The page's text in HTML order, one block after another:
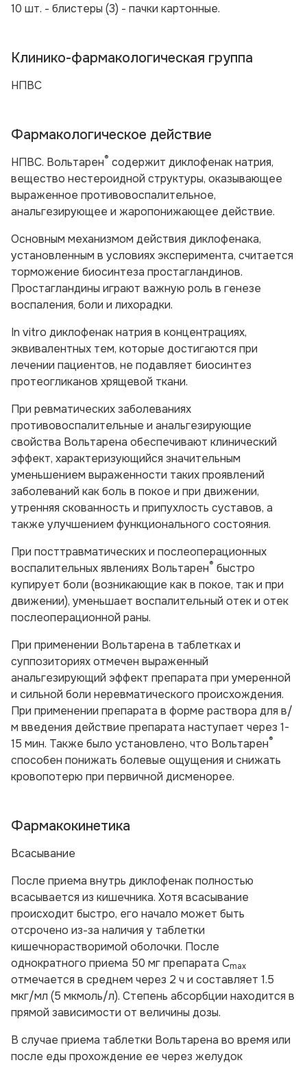
10 шт. - блистеры (3) - пачки картонные.
Клинико-фармакологическая группа
НПВС
Фармакологическое действие
НПВС. Вольтарен® содержит диклофенак натрия,
вещество нестероидной структуры, оказывающее
выраженное противовоспалительное,
анальгезирующее и жаропонижающее действие.
Основным механизмом действия диклофенака,
установленным в условиях эксперимента, считается
торможение биосинтеза простагландинов.
Простагландины играют важную роль в генезе
воспаления, боли и лихорадки.
In vitro диклофенак натрия в концентрациях,
эквивалентных тем, которые достигаются при
лечении пациентов, не подавляет биосинтез
протеогликанов хрящевой ткани.
При ревматических заболеваниях
противовоспалительные и анальгезирующие
свойства Вольтарена обеспечивают клинический
эффект, характеризующийся значительным
уменьшением выраженности таких проявлений
заболеваний как боль в покое и при движении,
утренняя скованность и припухлость суставов, а
также улучшением функционального состояния.
При посттравматических и послеоперационных
воспалительных явлениях Вольтарен® быстро
купирует боли (возникающие как в покое, так и при
движении), уменьшает воспалительный отек и отек
послеоперационной раны.
При применении Вольтарена в таблетках и
суппозиториях отмечен выраженный
анальгезирующий эффект препарата при умеренной
и сильной боли неревматического происхождения.
При применении препарата в форме раствора для в/
м введения действие препарата наступает через 1-
15 мин. Также было установлено, что Вольтарен®
способен понижать болевые ощущения и снижать
кровопотерю при первичной дисменорее.
Фармакокинетика
Всасывание
После приема внутрь диклофенак полностью
всасывается из кишечника. Хотя всасывание
происходит быстро, его начало может быть
отсрочено из-за наличия у таблетки
кишечнорастворимой оболочки. После
однократного приема 50 мг препарата Cmax
отмечается в среднем через 2 ч и составляет 1.5
мкг/мл (5 мкмоль/л). Степень абсорбции находится в
прямой зависимости от величины дозы.
В случае приема таблетки Вольтарена во время или
после еды прохождение ее через желудок